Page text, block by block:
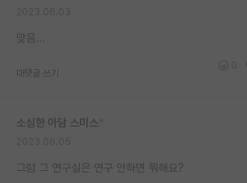
재팬라운지 🌸
맞음...
대댓글 쓰기
소심한 아담 스미스
그럼 그 연구실은 연구 안하면 뭐해요?